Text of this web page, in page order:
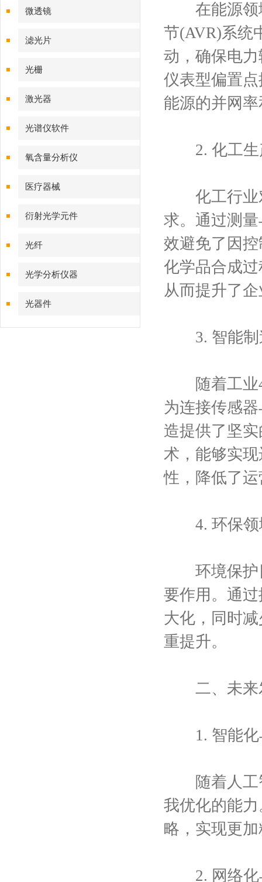
微透镜
滤光片
光栅
激光器
光谱仪软件
氧含量分析仪
医疗器械
衍射光学元件
光纤
光学分析仪器
光器件
在能源领域
节(AVR)系统
动，确保电
仪表型偏置
能源的并网
2. 化工生
化工行业对
求。通过测
效避免了因
化学品合成
从而提升了
3. 智能制
随着工业
为连接传感
造提供了坚
术，能够实
性，降低了
4. 环保领
环境保护日
要作用。通
大化，同时
重提升。
二、未来
1. 智能化
随着人工智
我优化的能
略，实现更
2. 网络化